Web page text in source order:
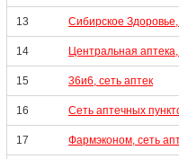
13 Сибирское Здоровье,
14 Центральная
15 36и6, сеть аптек
16 Сеть аптечных
17 Фармэконом, сеть